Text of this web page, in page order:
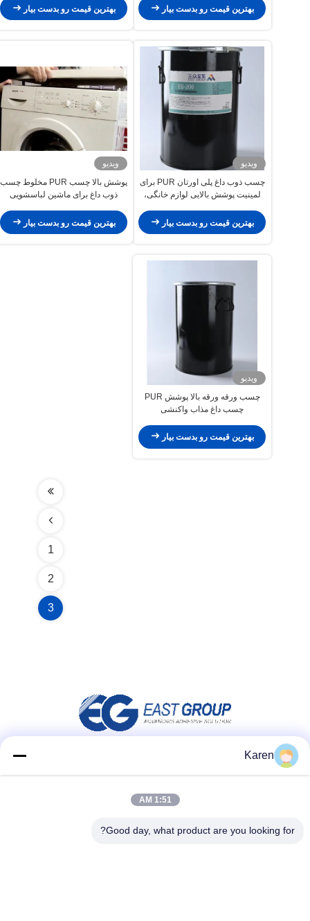
بهترین قیمت رو بدست بیار
صنعتی رنگ سفید
بهترین قیمت رو بدست بیار
ویدیو
چسب ذوب داغ پلی اورتان PUR برای
لمینیت پوشش بالایی لوازم خانگی،
گسترده، مقاومت شیمیایی
بهترین قیمت رو بدست بیار
ویدیو
پوشش بالا چسب PUR مخلوط چسب
ذوب داغ برای ماشین لباسشویی
بهترین قیمت رو بدست بیار
ویدیو
چسب ورقه ورقه بالا پوشش PUR
چسب داغ مذاب واکنشی
بهترین قیمت رو بدست بیار
1
2
3
تماس سریع
Karen
1:51 AM
Good day, what product are you looking for?